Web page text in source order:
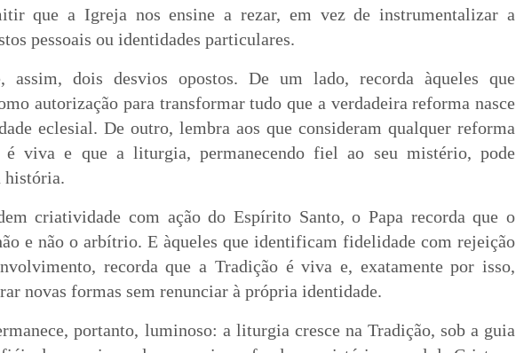
que a Igreja nos ensine a rezar, em vez de instrumentalizar a
pessoais ou identidades particulares.
assim, dois desvios opostos. De um lado, recorda àqueles que
autorização para transformar tudo que a verdadeira reforma nasce
eclesial. De outro, lembra aos que consideram qualquer reforma
viva e que a liturgia, permanecendo fiel ao seu mistério, pode
história.
criatividade com ação do Espírito Santo, o Papa recorda que o
e não o arbítrio. E àqueles que identificam fidelidade com rejeição
recorda que a Tradição é viva e, exatamente por isso,
novas formas sem renunciar à própria identidade.
portanto, luminoso: a liturgia cresce na Tradição, sob a guia